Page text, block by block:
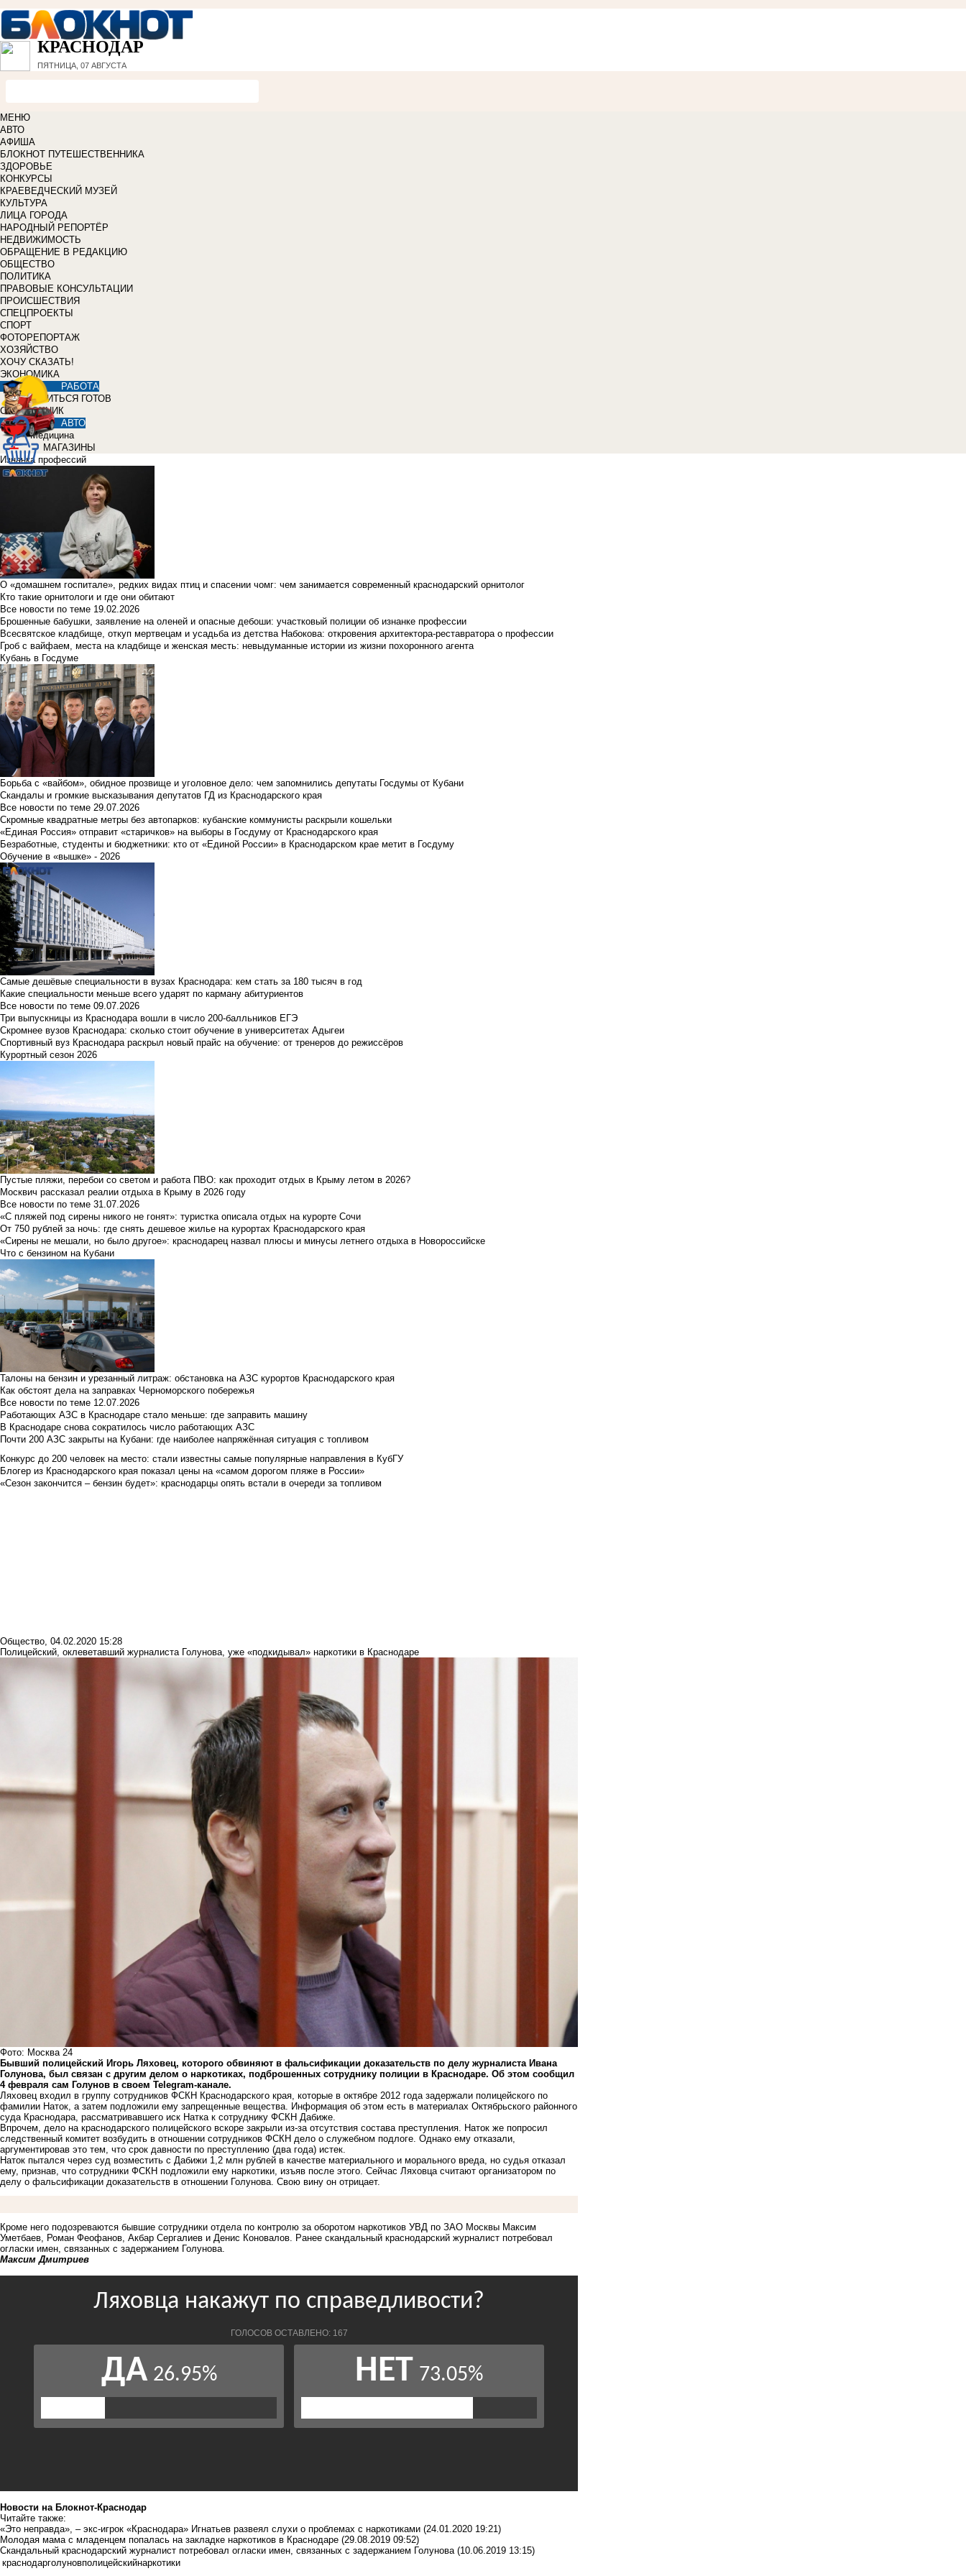
КРАСНОДАР
ПЯТНИЦА, 07 АВГУСТА
МЕНЮ
АВТО
АФИША
БЛОКНОТ ПУТЕШЕСТВЕННИКА
ЗДОРОВЬЕ
КОНКУРСЫ
КРАЕВЕДЧЕСКИЙ МУЗЕЙ
КУЛЬТУРА
ЛИЦА ГОРОДА
НАРОДНЫЙ РЕПОРТЁР
НЕДВИЖИМОСТЬ
ОБРАЩЕНИЕ В РЕДАКЦИЮ
ОБЩЕСТВО
ПОЛИТИКА
ПРАВОВЫЕ КОНСУЛЬТАЦИИ
ПРОИСШЕСТВИЯ
СПЕЦПРОЕКТЫ
СПОРТ
ФОТОРЕПОРТАЖ
ХОЗЯЙСТВО
ХОЧУ СКАЗАТЬ!
ЭКОНОМИКА
РАБОТА
УЧИТЬСЯ ГОТОВ
СПРАВОЧНИК
АВТО
Медицина
МАГАЗИНЫ
Изнанка профессий
О «домашнем госпитале», редких видах птиц и спасении чомг: чем занимается современный краснодарский орнитолог
Кто такие орнитологи и где они обитают
Все новости по теме 19.02.2026
Брошенные бабушки, заявление на оленей и опасные дебоши: участковый полиции об изнанке профессии
Всесвятское кладбище, откуп мертвецам и усадьба из детства Набокова: откровения архитектора-реставратора о профессии
Гроб с вайфаем, места на кладбище и женская месть: невыдуманные истории из жизни похоронного агента
Кубань в Госдуме
Борьба с «вайбом», обидное прозвище и уголовное дело: чем запомнились депутаты Госдумы от Кубани
Скандалы и громкие высказывания депутатов ГД из Краснодарского края
Все новости по теме 29.07.2026
Скромные квадратные метры без автопарков: кубанские коммунисты раскрыли кошельки
«Единая Россия» отправит «старичков» на выборы в Госдуму от Краснодарского края
Безработные, студенты и бюджетники: кто от «Единой России» в Краснодарском крае метит в Госдуму
Обучение в «вышке» - 2026
Самые дешёвые специальности в вузах Краснодара: кем стать за 180 тысяч в год
Какие специальности меньше всего ударят по карману абитуриентов
Все новости по теме 09.07.2026
Три выпускницы из Краснодара вошли в число 200-балльников ЕГЭ
Скромнее вузов Краснодара: сколько стоит обучение в университетах Адыгеи
Спортивный вуз Краснодара раскрыл новый прайс на обучение: от тренеров до режиссёров
Курортный сезон 2026
Пустые пляжи, перебои со светом и работа ПВО: как проходит отдых в Крыму летом в 2026?
Москвич рассказал реалии отдыха в Крыму в 2026 году
Все новости по теме 31.07.2026
«С пляжей под сирены никого не гонят»: туристка описала отдых на курорте Сочи
От 750 рублей за ночь: где снять дешевое жилье на курортах Краснодарского края
«Сирены не мешали, но было другое»: краснодарец назвал плюсы и минусы летнего отдыха в Новороссийске
Что с бензином на Кубани
Талоны на бензин и урезанный литраж: обстановка на АЗС курортов Краснодарского края
Как обстоят дела на заправках Черноморского побережья
Все новости по теме 12.07.2026
Работающих АЗС в Краснодаре стало меньше: где заправить машину
В Краснодаре снова сократилось число работающих АЗС
Почти 200 АЗС закрыты на Кубани: где наиболее напряжённая ситуация с топливом
Конкурс до 200 человек на место: стали известны самые популярные направления в КубГУ
Блогер из Краснодарского края показал цены на «самом дорогом пляже в России»
«Сезон закончится – бензин будет»: краснодарцы опять встали в очереди за топливом
Общество, 04.02.2020 15:28
Полицейский, оклеветавший журналиста Голунова, уже «подкидывал» наркотики в Краснодаре
Фото: Москва 24
Бывший полицейский Игорь Ляховец, которого обвиняют в фальсификации доказательств по делу журналиста Ивана
Голунова, был связан с другим делом о наркотиках, подброшенных сотруднику полиции в Краснодаре. Об этом сообщил
4 февраля сам Голунов в своем Telegram-канале.
Ляховец входил в группу сотрудников ФСКН Краснодарского края, которые в октябре 2012 года задержали полицейского по
фамилии Наток, а затем подложили ему запрещенные вещества. Информация об этом есть в материалах Октябрьского районного
суда Краснодара, рассматривавшего иск Натка к сотруднику ФСКН Дабиже.
Впрочем, дело на краснодарского полицейского вскоре закрыли из-за отсутствия состава преступления. Наток же попросил
следственный комитет возбудить в отношении сотрудников ФСКН дело о служебном подлоге. Однако ему отказали,
аргументировав это тем, что срок давности по преступлению (два года) истек.
Наток пытался через суд возместить с Дабижи 1,2 млн рублей в качестве материального и морального вреда, но судья отказал
ему, признав, что сотрудники ФСКН подложили ему наркотики, изъяв после этого. Сейчас Ляховца считают организатором по
делу о фальсификации доказательств в отношении Голунова. Свою вину он отрицает.
Кроме него подозреваются бывшие сотрудники отдела по контролю за оборотом наркотиков УВД по ЗАО Москвы Максим
Уметбаев, Роман Феофанов, Акбар Сергалиев и Денис Коновалов. Ранее скандальный краснодарский журналист потребовал
огласки имен, связанных с задержанием Голунова.
Максим Дмитриев
Новости на Блoкнoт-Краснодар
Читайте также:
«Это неправда», – экс-игрок «Краснодара» Игнатьев развеял слухи о проблемах с наркотиками (24.01.2020 19:21)
Молодая мама с младенцем попалась на закладке наркотиков в Краснодаре (29.08.2019 09:52)
Скандальный краснодарский журналист потребовал огласки имен, связанных с задержанием Голунова (10.06.2019 13:15)
краснодарголуновполицейскийнаркотики